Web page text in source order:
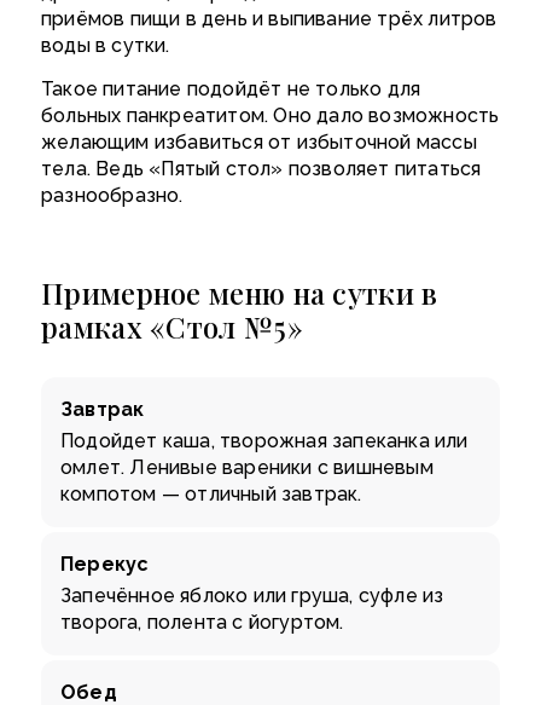
приёмов пищи в день и выпивание трёх литров
воды в сутки.
Такое питание подойдёт не только для
больных панкреатитом. Оно дало возможность
желающим избавиться от избыточной массы
тела. Ведь «Пятый стол» позволяет питаться
разнообразно.
Примерное меню на сутки в
рамках «Стол №5»
Завтрак
Подойдет каша, творожная запеканка или
омлет. Ленивые вареники с вишневым
компотом — отличный завтрак.
Перекус
Запечённое яблоко или груша, суфле из
творога, полента с йогуртом.
Обед